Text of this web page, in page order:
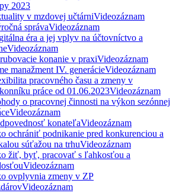
2023
v mzdovej učtárniVideozáznam
správaVideozáznam
éra a jej vplyv na účtovníctvo a
Videozáznam
konanie v praxiVideozáznam
manažment IV. generácieVideozáznam
pracovného času a zmeny v
práce od 01.06.2023Videozáznam
o pracovnej činnosti na výkon sezónnej
Videozáznam
konateľaVideozáznam
ochrániť podnikanie pred konkurenciou a
súťažou na trhuVideozáznam
žiť, byť, pracovať s ľahkosťou a
Videozáznam
ovplyvnia zmeny v ZP
Videozáznam